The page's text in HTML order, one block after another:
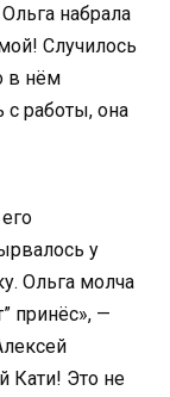
набрала
Случилось
в нём
работы, она
у
Ольга молча
принёс», —
Кати! Это не